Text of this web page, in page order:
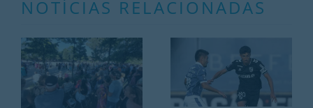
NOTÍCIAS RELACIONADAS